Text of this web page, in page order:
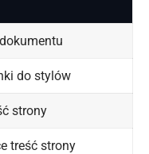
do stylów
strony
treść strony